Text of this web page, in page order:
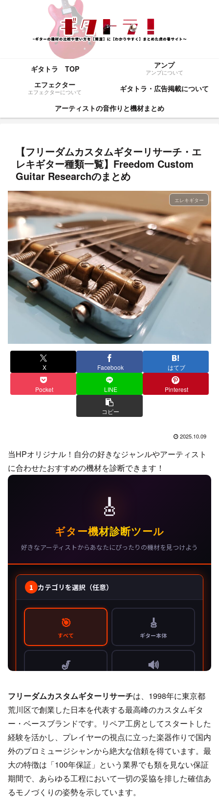
ギタトラ TOP アンプ
アンプについて
エフェクター
エフェクターについて
ギタトラ・広告掲載について
アーティストの音作りと機材まとめ
【フリーダムカスタムギターリサーチ・エ
レキギター種類一覧】Freedom Custom
Guitar Researchのまとめ
エレキギター
X Facebook はてブ
Pocket LINE Pinterest
コピー
2025.10.09
当HPオリジナル！自分の好きなジャンルやアーティスト
に合わせたおすすめの機材を診断できます！
フリーダムカスタムギターリサーチは、1998年に東京都
荒川区で創業した日本を代表する最高峰のカスタムギタ
ー・ベースブランドです。リペア工房としてスタートした
経験を活かし、プレイヤーの視点に立った楽器作りで国内
外のプロミュージシャンから絶大な信頼を得ています。最
大の特徴は「100年保証」という業界でも類を見ない保証
期間で、あらゆる工程において一切の妥協を排した確信あ
るモノづくりの姿勢を示しています。